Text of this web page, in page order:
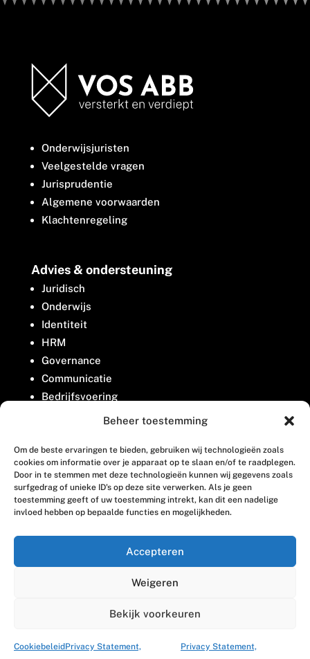
Beheer toestemming
Om de beste ervaringen te bieden, gebruiken wij technologieën zoals
cookies om informatie over je apparaat op te slaan en/of te raadplegen.
Door in te stemmen met deze technologieën kunnen wij gegevens zoals
surfgedrag of unieke ID's op deze site verwerken. Als je geen
toestemming geeft of uw toestemming intrekt, kan dit een nadelige
invloed hebben op bepaalde functies en mogelijkheden.
Accepteren
Weigeren
Bekijk voorkeuren
CookiebeleidPrivacy Statement, Privacy Statement,
Onderwijsjuristen
Veelgestelde vragen
Jurisprudentie
Algemene voorwaarden
Klachtenregeling
Advies & ondersteuning
Juridisch
Onderwijs
Identiteit
HRM
Governance
Communicatie
Bedrijfsvoering
Belangenbehartiging
Contact
Houttuinlaan 8
3447 GM Woerden